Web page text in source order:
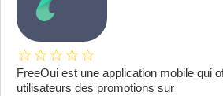
FreeOui est une application mobile qui
utilisateurs des promotions sur